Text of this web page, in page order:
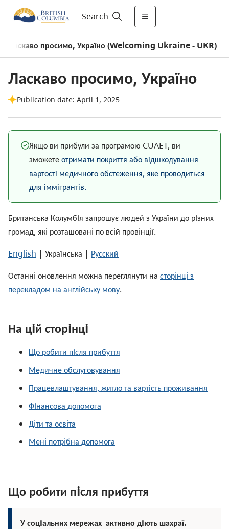
Search
Ласкаво просимо, Україно (Welcoming Ukraine - UKR)
Ласкаво просимо, Україно
Publication date: April 1, 2025
Якщо ви прибули за програмою CUAET, ви
зможетеотримати покриття або відшкодування
вартості медичного обстеження, яке проводиться
для іммігрантів.
Британська Колумбiя запрошує людей з України до рiзних
громад, якi розташованi по всiй провiнцiї.
English | Українська | Русский
Останнi оновлення можна переглянути на сторiнцi з
перекладом на англiйську мову.
На цiй сторiнцi
Що робити пiсля прибуття
Медичне обслуговування
Працевлаштування, житло та вартість проживання
Фiнансова допомога
Дiти та освiта
Менi потрiбна допомога
Що робити пiсля прибуття
У соцiальних мережах активно дiють шахраї.